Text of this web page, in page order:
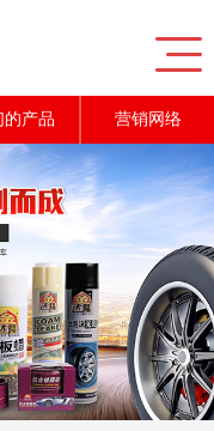
的产品 营销网络
>
>